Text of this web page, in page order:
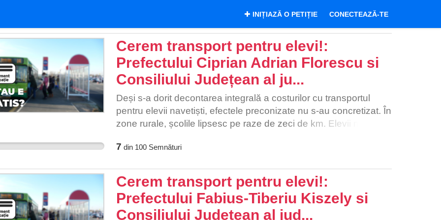
INIȚIAZĂ O PETIȚIE CONECTEAZĂ-TE
Cerem transport pentru elevi!:
Prefectului Ciprian Adrian Florescu si
Consiliului Județean al ju...
Deși s-a dorit decontarea integrală a costurilor cu transportul
pentru elevii navetiști, efectele preconizate nu s-au concretizat. În
zone rurale, școlile lipsesc pe raze de zeci de km. Elevii nu își
distanțe pe jos. „Atunci când plouă ne luăm cizme, dar uneori nici
cizme, ne murdărim și ne udăm toți.” „A fost iarna aceea în care a
nins atât de tare încât nici căruțele nu mai mergeau spre noi, ca
să facă urme prin care să pășim. Am făcut noi până la urmă
cărare, unul în spatele altuia.” „La început era mai greu pentru că
7 din 100Semnături
Cerem transport pentru elevi!:
Prefectului Fabius-Tiberiu Kiszely si
Consiliului Județean al jud...